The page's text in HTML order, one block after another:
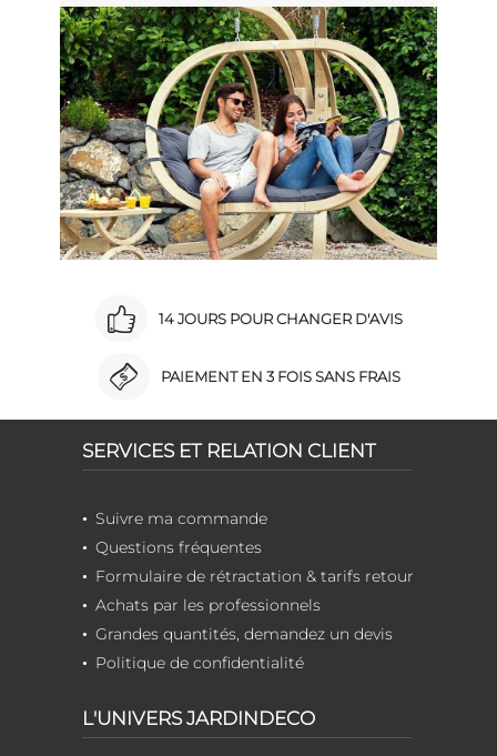
14 JOURS POUR CHANGER D'AVIS
PAIEMENT EN 3 FOIS SANS FRAIS
SERVICES ET RELATION CLIENT
Suivre ma commande
Questions fréquentes
Formulaire de rétractation & tarifs retour
Achats par les professionnels
Grandes quantités, demandez un devis
Politique de confidentialité
L'UNIVERS JARDINDECO